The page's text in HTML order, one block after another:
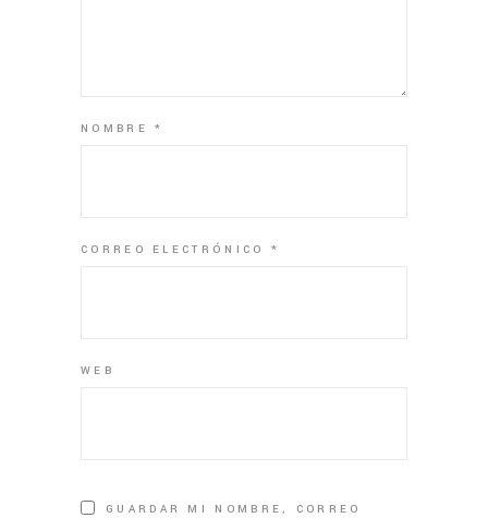
NOMBRE*
CORREO ELECTRÓNICO *
WEB
GUARDAR MI NOMBRE, CORREO